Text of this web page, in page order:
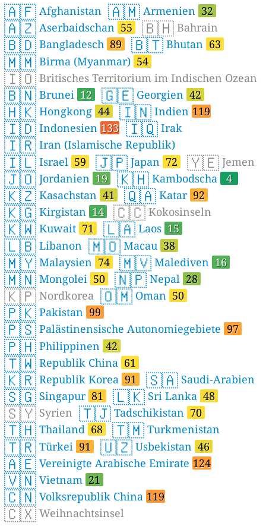
🇦🇫 Afghanistan 🇦🇲 Armenien 32
🇦🇿 Aserbaidschan 55 🇧🇭 Bahrain
🇧🇩 Bangladesch 89 🇧🇹 Bhutan 63
🇲🇲 Birma (Myanmar) 54
🇮🇴 Britisches Territorium im Indischen Ozean
🇧🇳 Brunei 12 🇬🇪 Georgien 42
🇭🇰 Hongkong 44 🇮🇳 Indien 119
🇮🇩 Indonesien 133 🇮🇶 Irak
🇮🇷 Iran (Islamische Republik)
🇮🇱 Israel 59 🇯🇵 Japan 72 🇾🇪 Jemen
🇯🇴 Jordanien 19 🇰🇭 Kambodscha 4
🇰🇿 Kasachstan 41 🇶🇦 Katar 92
🇰🇬 Kirgistan 14 🇨🇨 Kokosinseln
🇰🇼 Kuwait 71 🇱🇦 Laos 15
🇱🇧 Libanon 🇲🇴 Macau 38
🇲🇾 Malaysien 74 🇲🇻 Malediven 16
🇲🇳 Mongolei 50 🇳🇵 Nepal 28
🇰🇵 Nordkorea 🇴🇲 Oman 50
🇵🇰 Pakistan 99
🇵🇸 Palästinensische Autonomiegebiete 97
🇵🇭 Philippinen 42
🇹🇼 Republik China 61
🇰🇷 Republik Korea 91 🇸🇦 Saudi-Arabien
🇸🇬 Singapur 81 🇱🇰 Sri Lanka 48
🇸🇾 Syrien 🇹🇯 Tadschikistan 70
🇹🇭 Thailand 68 🇹🇲 Turkmenistan
🇹🇷 Türkei 91 🇺🇿 Usbekistan 46
🇦🇪 Vereinigte Arabische Emirate 124
🇻🇳 Vietnam 21
🇨🇳 Volksrepublik China 119
🇨🇽 Weihnachtsinsel